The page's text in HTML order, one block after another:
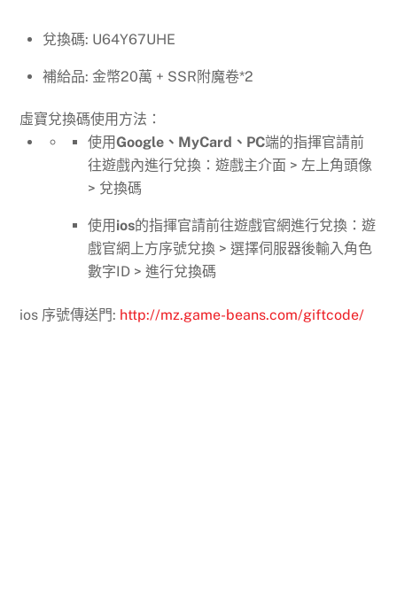
兌換碼: U64Y67UHE
補給品: 金幣20萬 + SSR附魔卷*2
虛寶兌換碼使用方法：
使用Google、MyCard、PC端的指揮官請前
往遊戲內進行兌換：遊戲主介面 > 左上角頭像
> 兌換碼
使用 ios的指揮官請前往遊戲官網進行兌換：遊
戲官網上方序號兌換 > 選擇伺服器後輸入角色
數字ID > 進行兌換碼
ios 序號傳送門: http://mz.game-beans.com/giftcode/